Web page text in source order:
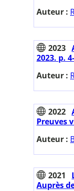
Auteur :
2023
2023. p.
Auteur :
2022
Preuves
Auteur :
2021
Auprès